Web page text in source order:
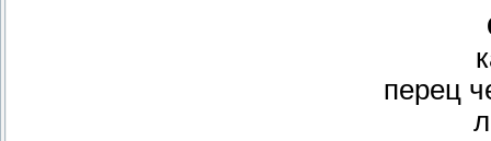
перец